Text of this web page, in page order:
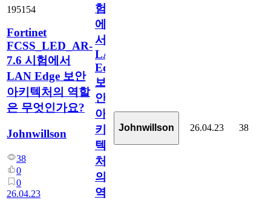
195154
Fortinet
FCSS_LED_AR-
7.6 시험에서
LAN Edge 보안
아키텍처의 역할
은 무엇인가요?
Johnwillson
38
0
0
26.04.23
험
에
서
LAN
Edge
보
안
아
키
텍
처
의
역
Johnwillson 26.04.23 38